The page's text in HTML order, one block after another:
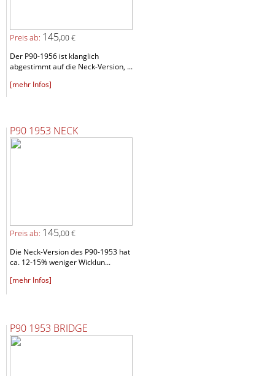
Preis ab: 145,00 €
Der P90-1956 ist klanglich
abgestimmt auf die Neck-Version, ...
[mehr Infos]
P90 1953 NECK
Preis ab: 145,00 €
Die Neck-Version des P90-1953 hat
ca. 12-15% weniger Wicklun...
[mehr Infos]
P90 1953 BRIDGE